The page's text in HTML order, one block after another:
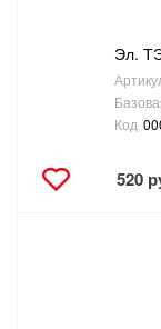
Эл.
Код
520